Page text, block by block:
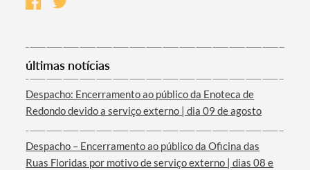
últimas notícias
Despacho: Encerramento ao público da Enoteca de
Redondo devido a serviço externo | dia 09 de agosto
Despacho – Encerramento ao público da Oficina das
Ruas Floridas por motivo de serviço externo | dias 08 e